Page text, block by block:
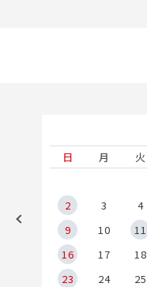
日
月 火
2
3 4
9
10 11
16
17 18
23
24 25